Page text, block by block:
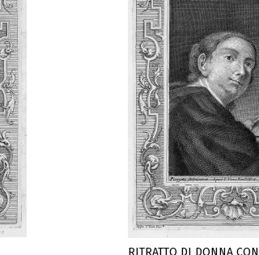
RITRATTO DI DONNA CON